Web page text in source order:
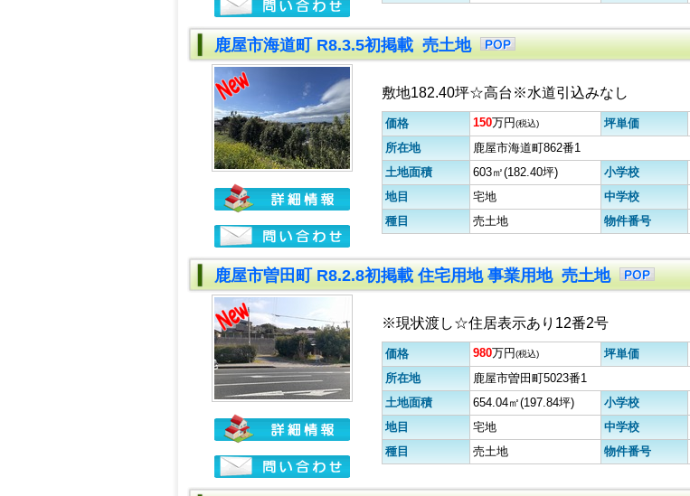
鹿屋市海道町 R8.3.5初掲載 売土地
敷地182.40坪☆高台※水道引込みなし
価格 150万円(税込) 坪単価
所在地
鹿屋市海道町862番1
土地面積
603㎡(182.40坪) 小学校
地目
宅地 中学校
種目
売土地 物件番号
鹿屋市曽田町 R8.2.8初掲載 住宅用地 事業用地 売土地
※現状渡し☆住居表示あり12番2号
価格 980万円(税込) 坪単価
所在地
鹿屋市曽田町5023番1
土地面積
654.04㎡(197.84坪) 小学校
地目
宅地 中学校
種目
売土地 物件番号